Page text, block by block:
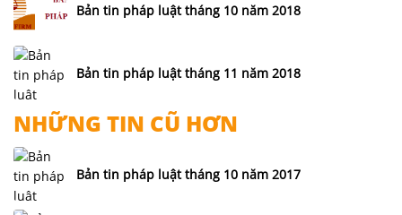
Bản tin pháp luật tháng 10 năm 2018
Bản tin pháp luật tháng 11 năm 2018
NHỮNG TIN CŨ HƠN
Bản tin pháp luật tháng 10 năm 2017